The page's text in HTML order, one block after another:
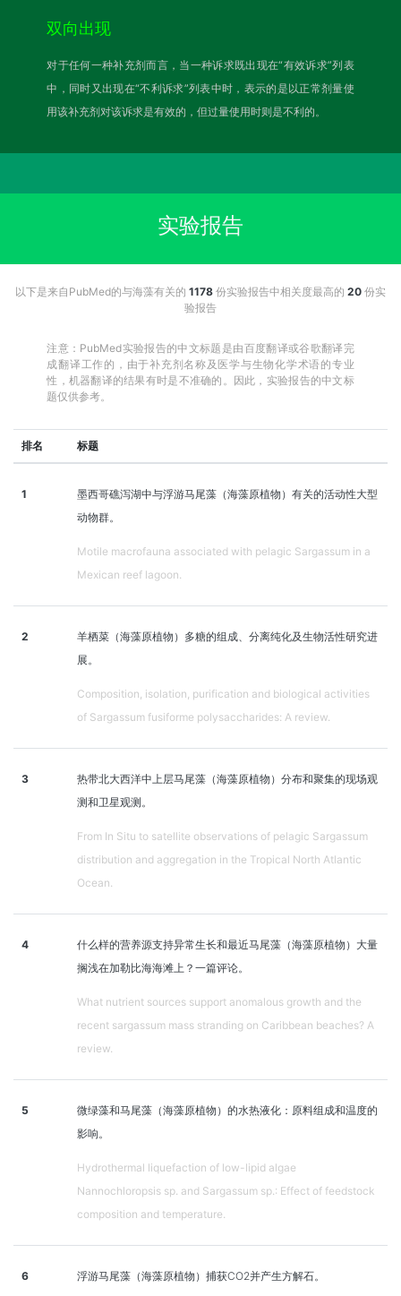
双向出现
对于任何一种补充剂而言，当一种诉求既出现在“有效诉求”列表
中，同时又出现在“不利诉求”列表中时，表示的是以正常剂量使
用该补充剂对该诉求是有效的，但过量使用时则是不利的。
实验报告
以下是来自PubMed的与海藻有关的 1178 份实验报告中相关度最高的 20 份实
验报告
注意：PubMed实验报告的中文标题是由百度翻译或谷歌翻译完
成翻译工作的，由于补充剂名称及医学与生物化学术语的专业
性，机器翻译的结果有时是不准确的。因此，实验报告的中文标
题仅供参考。
排名 标题
1
墨西哥礁泻湖中与浮游马尾藻（海藻原植物）有关的活动性大型
动物群。
Motile macrofauna associated with pelagic Sargassum in a
Mexican reef lagoon.
2
羊栖菜（海藻原植物）多糖的组成、分离纯化及生物活性研究进
展。
Composition, isolation, purification and biological activities
of Sargassum fusiforme polysaccharides: A review.
3
热带北大西洋中上层马尾藻（海藻原植物）分布和聚集的现场观
测和卫星观测。
From In Situ to satellite observations of pelagic Sargassum
distribution and aggregation in the Tropical North Atlantic
Ocean.
4
什么样的营养源支持异常生长和最近马尾藻（海藻原植物）大量
搁浅在加勒比海海滩上？一篇评论。
What nutrient sources support anomalous growth and the
recent sargassum mass stranding on Caribbean beaches? A
review.
5
微绿藻和马尾藻（海藻原植物）的水热液化：原料组成和温度的
影响。
Hydrothermal liquefaction of low-lipid algae
Nannochloropsis sp. and Sargassum sp.: Effect of feedstock
composition and temperature.
6 浮游马尾藻（海藻原植物）捕获CO2并产生方解石。